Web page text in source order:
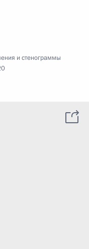
и стенограммы